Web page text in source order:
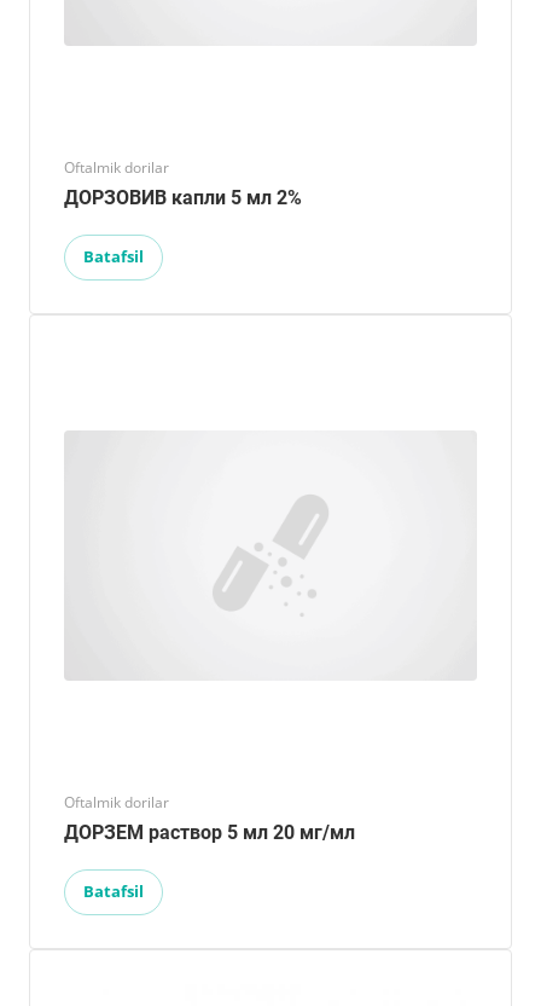
Oftalmik dorilar
ДОРЗОВИВ капли 5 мл 2%
Batafsil
Oftalmik dorilar
ДОРЗЕМ раствор 5 мл 20 мг/мл
Batafsil